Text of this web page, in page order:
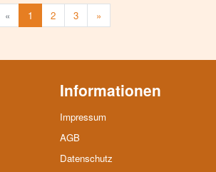
« 1 2 3 »Weiter
Informationen
Impressum
AGB
Datenschutz